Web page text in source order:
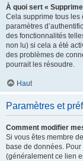
À quoi sert «
Cela supprime tous les
paramètres
des fonctionnalités
non lu) si cela a été
des problèmes de
pourrait les résoudre.
Haut
Paramètres et
Comment modifier
Si vous êtes membre
base de données.
(généralement ce lien